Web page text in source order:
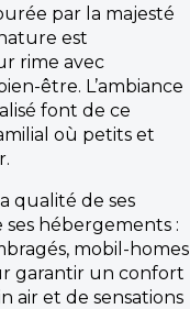
par la majesté
est
rime avec
être. L’ambiance
font de ce
où petits et
qualité de ses
hébergements :
mobil-homes
garantir un confort
air et de sensations